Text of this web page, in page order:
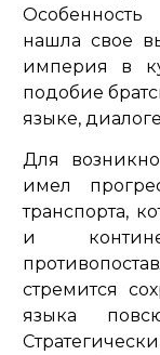
нашла свое
империя в
подобие
языке,
Для
имел
транспорта,
и
стремится
языка